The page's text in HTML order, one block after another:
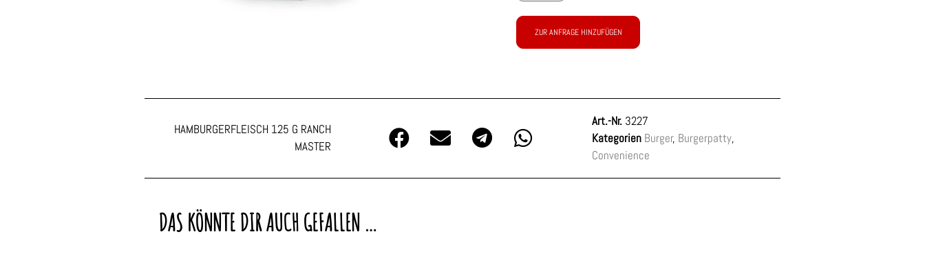
ZUR ANFRAGE HINZUFÜGEN
HAMBURGERFLEISCH 125 G RANCH
MASTER
Art.-Nr. 3227
Kategorien Burger, Burgerpatty,
Convenience
DAS KÖNNTE DIR AUCH GEFALLEN …